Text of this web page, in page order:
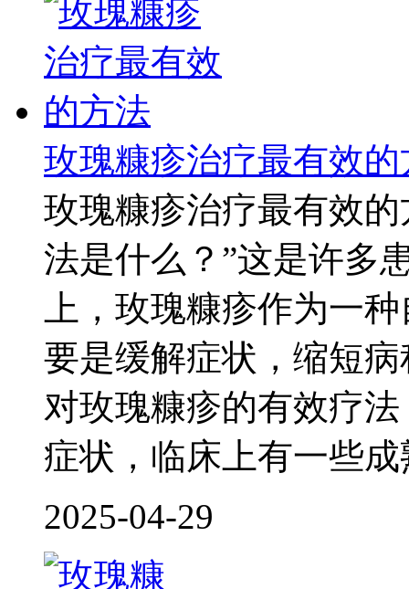
玫瑰糠疹治疗最有效的
玫瑰糠疹治疗最有效
法是什么？”这是许多
上，玫瑰糠疹作为一
要是缓解症状，缩短
对玫瑰糠疹的有效疗
症状，临床上有一些
2025-04-29